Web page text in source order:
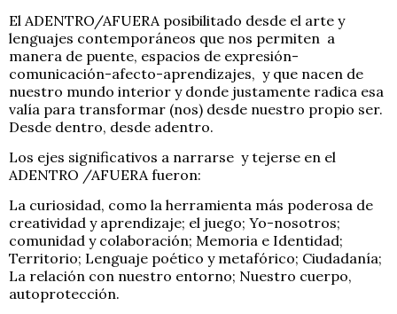
El ADENTRO/AFUERA posibilitado desde el arte y
lenguajes contemporáneos que nos permiten a
manera de puente, espacios de expresión-
comunicación-afecto-aprendizajes, y que nacen de
nuestro mundo interior y donde justamente radica esa
valía para transformar (nos) desde nuestro propio ser.
Desde dentro, desde adentro.
Los ejes significativos a narrarse y tejerse en el
ADENTRO /AFUERA fueron:
La curiosidad, como la herramienta más poderosa de
creatividad y aprendizaje; el juego; Yo-nosotros;
comunidad y colaboración; Memoria e Identidad;
Territorio; Lenguaje poético y metafórico; Ciudadanía;
La relación con nuestro entorno; Nuestro cuerpo,
autoprotección.